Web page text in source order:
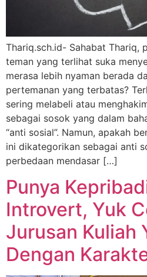
Thariq.sch.id- Sahabat Thariq,
teman yang terlihat suka
merasa lebih nyaman berada
pertemanan yang terbatas?
sering melabeli atau
sebagai sosok yang dalam
“anti sosial”. Namun, apakah
ini dikategorikan sebagai anti
perbedaan mendasar […]
Punya
Introvert, Yuk
Jurusan Kuliah
Dengan